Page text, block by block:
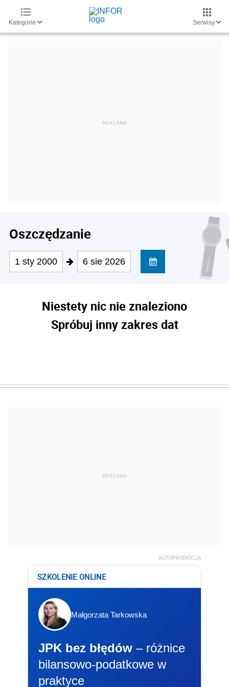
Kategorie Serwisy
Oszczędzanie
1 sty 2000 6 sie 2026
Niestety nic nie znaleziono
Spróbuj inny zakres dat
REKLAMA
AUTOPROMOCJA
SZKOLENIE ONLINE
Małgorzata Tarkowska
JPK bez błędów – różnice
bilansowo-podatkowe w
praktyce